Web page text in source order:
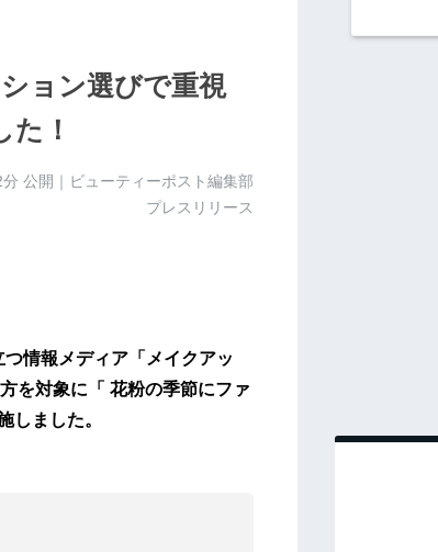
ョン選びで重視
！
公開｜ビューティーポスト編集部
プレスリリース
情報メディア「メイクアッ
を対象に「 花粉の季節にファ
しました。